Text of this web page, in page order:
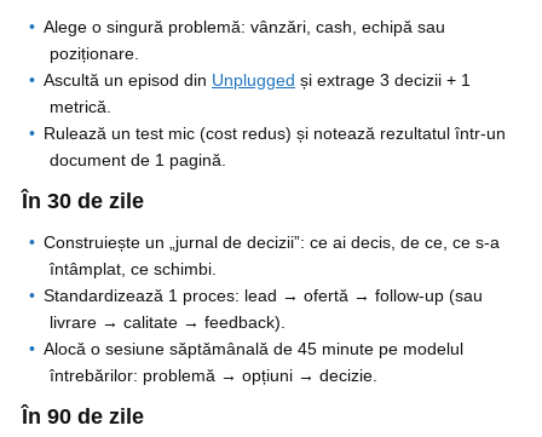
Alege o singură problemă: vânzări, cash, echipă sau
poziționare.
Ascultă un episod din Unplugged și extrage 3 decizii + 1
metrică.
Rulează un test mic (cost redus) și notează rezultatul într-un
document de 1 pagină.
În 30 de zile
Construiește un „jurnal de decizii”: ce ai decis, de ce, ce s-a
întâmplat, ce schimbi.
Standardizează 1 proces: lead → ofertă → follow-up (sau
livrare → calitate → feedback).
Alocă o sesiune săptămânală de 45 minute pe modelul
întrebărilor: problemă → opțiuni → decizie.
În 90 de zile